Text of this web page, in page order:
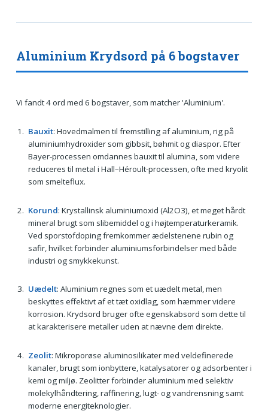
Aluminium Krydsord på 6 bogstaver
Vi fandt 4 ord med 6 bogstaver, som matcher 'Aluminium'.
Bauxit: Hovedmalmen til fremstilling af aluminium, rig på
aluminiumhydroxider som gibbsit, bøhmit og diaspor. Efter
Bayer-processen omdannes bauxit til alumina, som videre
reduceres til metal i Hall–Héroult-processen, ofte med kryolit
som smelteflux.
Korund: Krystallinsk aluminiumoxid (Al2O3), et meget hårdt
mineral brugt som slibemiddel og i højtemperaturkeramik.
Ved sporstofdoping fremkommer ædelstenene rubin og
safir, hvilket forbinder aluminiumsforbindelser med både
industri og smykkekunst.
Uædelt: Aluminium regnes som et uædelt metal, men
beskyttes effektivt af et tæt oxidlag, som hæmmer videre
korrosion. Krydsord bruger ofte egenskabsord som dette til
at karakterisere metaller uden at nævne dem direkte.
Zeolit: Mikroporøse aluminosilikater med veldefinerede
kanaler, brugt som ionbyttere, katalysatorer og adsorbenter i
kemi og miljø. Zeolitter forbinder aluminium med selektiv
molekylhåndtering, raffinering, lugt- og vandrensning samt
moderne energiteknologier.